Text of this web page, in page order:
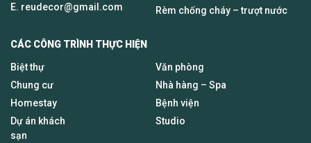
E. reudecor@gmail.com
Rèm chống cháy – trượt nước
CÁC CÔNG TRÌNH THỰC HIỆN
Biệt thự
Chung cư
Homestay
Dự án khách
sạn
Văn phòng
Nhà hàng – Spa
Bệnh viện
Studio